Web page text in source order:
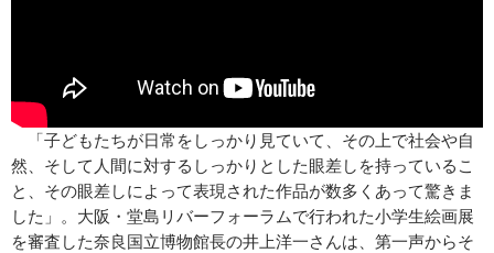
「子どもたちが日常をしっかり見ていて、その上で社会や自
然、そして人間に対するしっかりとした眼差しを持っているこ
と、その眼差しによって表現された作品が数多くあって驚きま
した」。大阪・堂島リバーフォーラムで行われた小学生絵画展
を審査した奈良国立博物館長の井上洋一さんは、第一声からそ